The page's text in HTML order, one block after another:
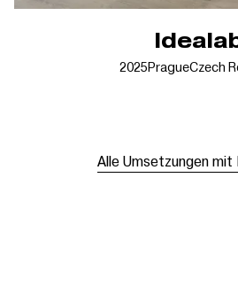
2025PragueCzech
Alle Umsetzungen mit